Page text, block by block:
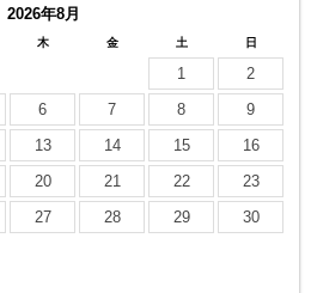
2026年8月
木 金 土 日
1
2
6 7 8
9
13 14 15
16
20 21 22
23
27 28 29
30